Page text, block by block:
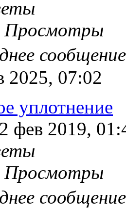
Просмотры
2025, 07:02
уплотнение
фев 2019,
Просмотры